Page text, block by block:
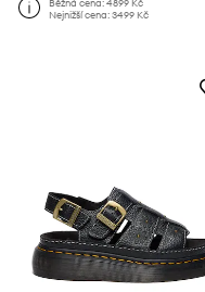
Běžná cena:4899 Kč
Nejnižší cena:3499 Kč